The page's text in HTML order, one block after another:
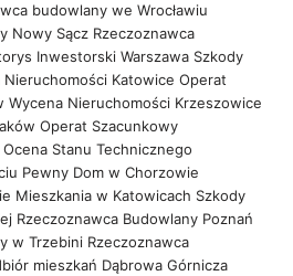
budowlany we Wrocławiu
Nowy Sącz Rzeczoznawca
Inwestorski Warszawa Szkody
Nieruchomości Katowice Operat
Wycena Nieruchomości Krzeszowice
Operat Szacunkowy
Ocena Stanu Technicznego
Pewny Dom w Chorzowie
Mieszkania w Katowicach Szkody
Rzeczoznawca Budowlany Poznań
w Trzebini Rzeczoznawca
mieszkań Dąbrowa Górnicza